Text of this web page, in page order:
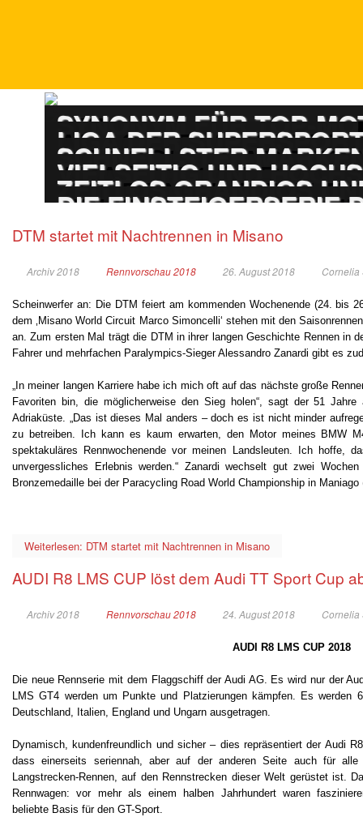
DTM
SYNONYM FÜR TOP-
ADAC GT MASTERS
LIGA DER
PORSCHE
SCHNELLSTER
ADAC GT4
VIELSEITIG UND
TOURENWAGEN
ZEITLOS GRANDIOS
TOURENWAGEN
DIE EINSTEIGERSERIE
DTM startet mit Nachtrennen in Misano
Archiv 2018 Rennvorschau 2018 26. August 2018 Cornelia
Scheinwerfer an: Die DTM feiert am kommenden Wochenende (24. bis
dem ‚Misano World Circuit Marco Simoncelli‘ stehen mit den
an. Zum ersten Mal trägt die DTM in ihrer langen Geschichte Rennen in
Fahrer und mehrfachen Paralympics-Sieger Alessandro Zanardi gibt es
„In meiner langen Karriere habe ich mich oft auf das nächste große
Favoriten bin, die möglicherweise den Sieg holen“, sagt der 51
Adriaküste. „Das ist dieses Mal anders – doch es ist nicht minder
zu betreiben. Ich kann es kaum erwarten, den Motor meines BMW
spektakuläres Rennwochenende vor meinen Landsleuten. Ich hoffe,
unvergessliches Erlebnis werden.“ Zanardi wechselt gut zwei
Bronzemedaille bei der Paracycling Road World Championship in
Weiterlesen: DTM startet mit Nachtrennen in Misano
AUDI R8 LMS CUP löst dem Audi TT Sport Cup
Archiv 2018 Rennvorschau 2018 24. August 2018 Cornelia
AUDI R8 LMS CUP 2018
Die neue Rennserie mit dem Flaggschiff der Audi AG. Es wird nur der
LMS GT4 werden um Punkte und Platzierungen kämpfen. Es werden
Deutschland, Italien, England und Ungarn ausgetragen.
Dynamisch, kundenfreundlich und sicher – dies repräsentiert der Audi
dass einerseits seriennah, aber auf der anderen Seite auch für alle
Langstrecken-Rennen, auf den Rennstrecken dieser Welt gerüstet ist.
Rennwagen: vor mehr als einem halben Jahrhundert waren
beliebte Basis für den GT-Sport.